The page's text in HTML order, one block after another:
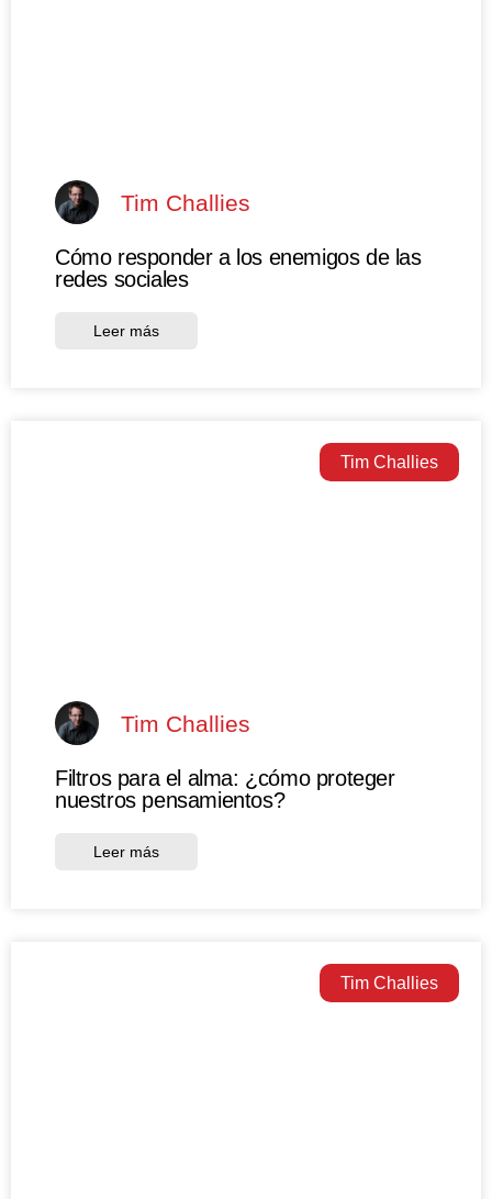
Tim Challies
Cómo responder a los enemigos de las
redes sociales
Leer más
Tim Challies
Tim Challies
Filtros para el alma: ¿cómo proteger
nuestros pensamientos?
Leer más
Tim Challies